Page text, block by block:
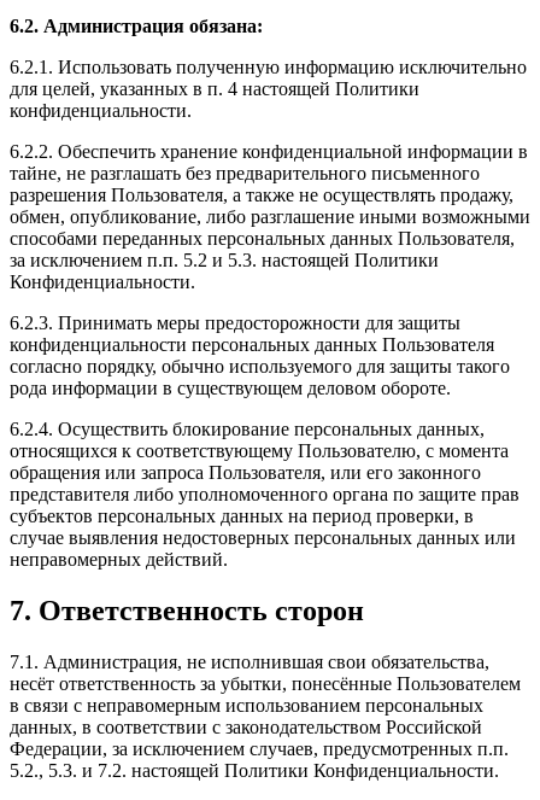
6.2. Администрация обязана:
6.2.1. Использовать полученную информацию исключительно
для целей, указанных в п. 4 настоящей Политики
конфиденциальности.
6.2.2. Обеспечить хранение конфиденциальной информации в
тайне, не разглашать без предварительного письменного
разрешения Пользователя, а также не осуществлять продажу,
обмен, опубликование, либо разглашение иными возможными
способами переданных персональных данных Пользователя,
за исключением п.п. 5.2 и 5.3. настоящей Политики
Конфиденциальности.
6.2.3. Принимать меры предосторожности для защиты
конфиденциальности персональных данных Пользователя
согласно порядку, обычно используемого для защиты такого
рода информации в существующем деловом обороте.
6.2.4. Осуществить блокирование персональных данных,
относящихся к соответствующему Пользователю, с момента
обращения или запроса Пользователя, или его законного
представителя либо уполномоченного органа по защите прав
субъектов персональных данных на период проверки, в
случае выявления недостоверных персональных данных или
неправомерных действий.
7. Ответственность сторон
7.1. Администрация, не исполнившая свои обязательства,
несёт ответственность за убытки, понесённые Пользователем
в связи с неправомерным использованием персональных
данных, в соответствии с законодательством Российской
Федерации, за исключением случаев, предусмотренных п.п.
5.2., 5.3. и 7.2. настоящей Политики Конфиденциальности.